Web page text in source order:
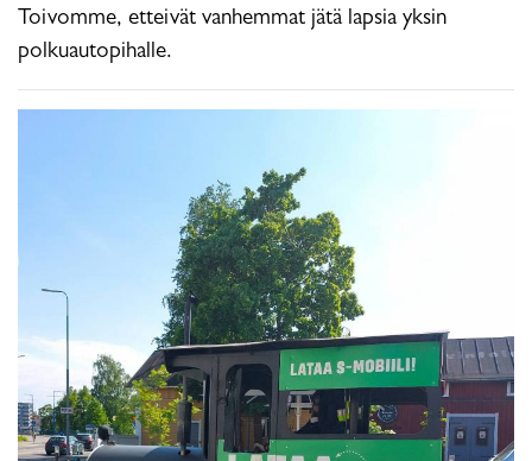
Toivomme, etteivät vanhemmat jätä lapsia yksin
polkuautopihalle.